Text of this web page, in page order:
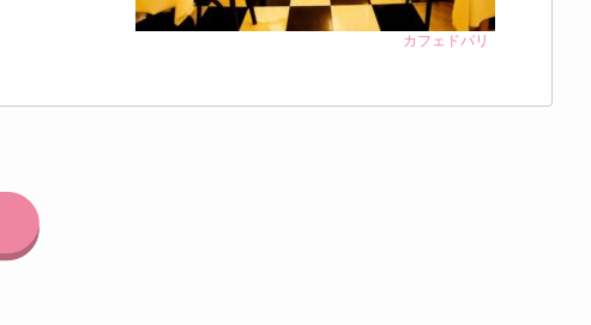
カフェドパリ